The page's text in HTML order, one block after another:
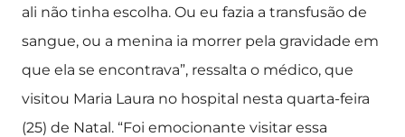
ali não tinha escolha. Ou eu fazia a transfusão de
sangue, ou a menina ia morrer pela gravidade em
que ela se encontrava”, ressalta o médico, que
visitou Maria Laura no hospital nesta quarta-feira
(25) de Natal. “Foi emocionante visitar essa